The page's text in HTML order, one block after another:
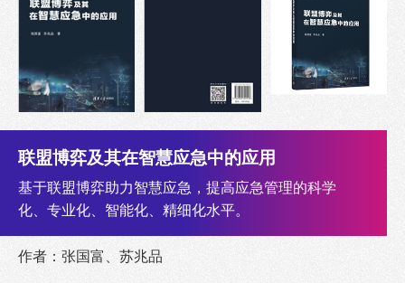
联盟博弈及其在智慧应急中的应用
基于联盟博弈助力智慧应急，提高应急管理的科学
化、专业化、智能化、精细化水平。
作者：张国富、苏兆品